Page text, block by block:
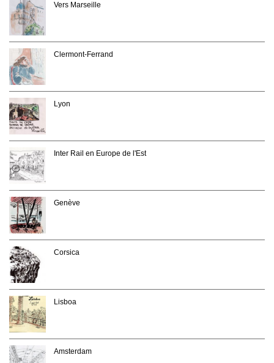
Vers Marseille
Clermont-Ferrand
Lyon
Inter Rail en Europe de l'Est
Genève
Corsica
Lisboa
Amsterdam